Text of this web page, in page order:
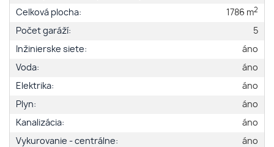
Celková plocha:
1786 m2
Počet garáží:
5
Inžinierske siete:
áno
Voda:
áno
Elektrika:
áno
Plyn:
áno
Kanalizácia:
áno
Vykurovanie - centrálne:
áno